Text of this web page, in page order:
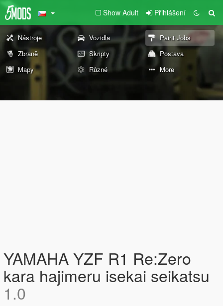
Show Adult Přihlášení
Nástroje Vozidla
Paint Jobs
Zbraně
Skripty
Postava
Mapy
Různé More
YAMAHA YZF R1 Re:Zero
kara hajimeru isekai seikatsu
1.0